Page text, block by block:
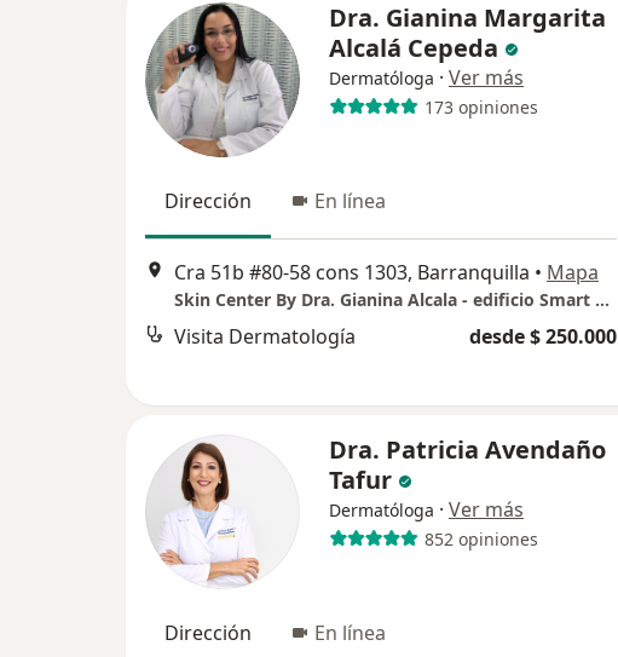
Dra. Gianina Margarita
Alcalá Cepeda
Dermatóloga · Ver más
173 opiniones
Dirección En línea
Cra 51b #80-58 cons 1303, Barranquilla • Mapa
Skin Center By Dra. Gianina Alcala - edificio Smart Office center
Visita Dermatología desde $ 250.000
Dra. Patricia Avendaño
Tafur
Dermatóloga · Ver más
852 opiniones
Dirección En línea